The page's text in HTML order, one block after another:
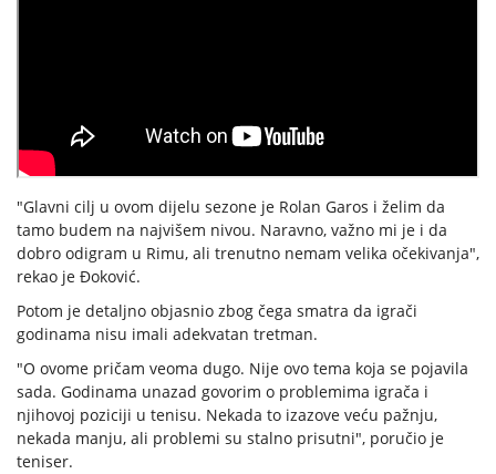
"Glavni cilj u ovom dijelu sezone je Rolan Garos i želim da
tamo budem na najvišem nivou. Naravno, važno mi je i da
dobro odigram u Rimu, ali trenutno nemam velika očekivanja",
rekao je Đoković.
Potom je detaljno objasnio zbog čega smatra da igrači
godinama nisu imali adekvatan tretman.
"O ovome pričam veoma dugo. Nije ovo tema koja se pojavila
sada. Godinama unazad govorim o problemima igrača i
njihovoj poziciji u tenisu. Nekada to izazove veću pažnju,
nekada manju, ali problemi su stalno prisutni", poručio je
teniser.